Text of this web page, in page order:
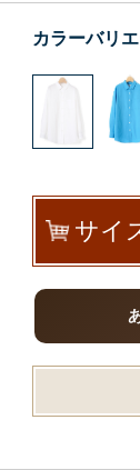
カラーバリ
サイ